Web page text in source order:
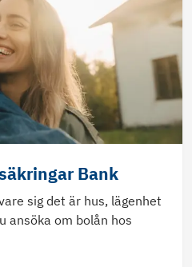
Bank
sig det är hus, lägenhet
ansöka om bolån hos